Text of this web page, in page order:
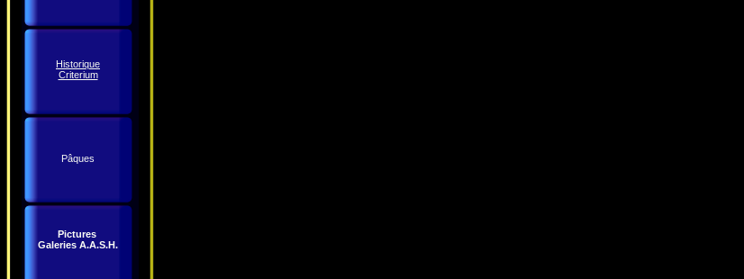
Historique
Criterium
Pâques
Pictures
Galeries A.A.S.H.